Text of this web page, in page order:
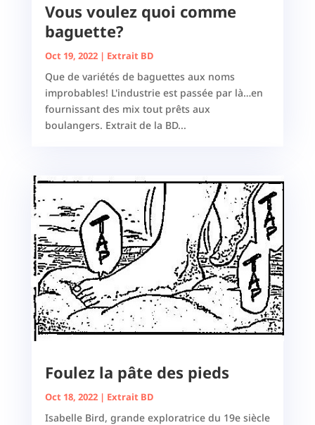
Vous voulez quoi comme
baguette?
Oct 19, 2022| Extrait BD
Que de variétés de baguettes aux noms
improbables! L'industrie est passée par là…en
fournissant des mix tout prêts aux
boulangers. Extrait de la BD...
Foulez la pâte des pieds
Oct 18, 2022| Extrait BD
Isabelle Bird, grande exploratrice du 19e siècle